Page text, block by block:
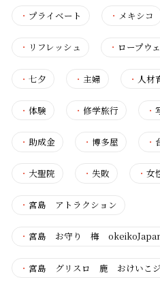
・ プライベート ・ メキシコ
・ リフレッシュ ・ ロープウ
・ 七夕 ・ 主婦 ・ 人材
・ 体験 ・修学旅行 ・
・ 助成金 ・博多屋 ・
・ 大聖院 ・失敗 ・女
・ 宮島 アトラクション
・ 宮島 お守り 梅
・ 宮島 グリスロ 鹿 おけいこジ